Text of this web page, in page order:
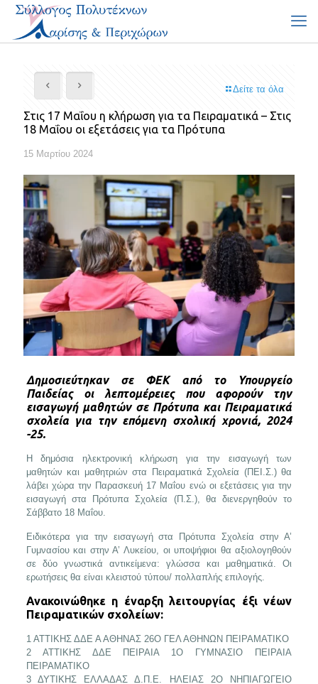
Δείτε τα όλα
Στις 17 Μαΐου η κλήρωση για τα Πειραματικά – Στις
18 Μαΐου οι εξετάσεις για τα Πρότυπα
15 Μαρτίου 2024
Δημοσιεύτηκαν σε ΦΕΚ από το Υπουργείο
Παιδείας οι λεπτομέρειες που αφορούν την
εισαγωγή μαθητών σε Πρότυπα και Πειραματικά
σχολεία για την επόμενη σχολική χρονιά, 2024
-25.
Η δημόσια ηλεκτρονική κλήρωση για την εισαγωγή των
μαθητών και μαθητριών στα Πειραματικά Σχολεία (ΠΕΙ.Σ.) θα
λάβει χώρα την Παρασκευή 17 Μαΐου ενώ οι εξετάσεις για την
εισαγωγή στα Πρότυπα Σχολεία (Π.Σ.), θα διενεργηθούν το
Σάββατο 18 Μαΐου.
Ειδικότερα για την εισαγωγή στα Πρότυπα Σχολεία στην Α’
Γυμνασίου και στην Α’ Λυκείου, οι υποψήφιοι θα αξιολογηθούν
σε δύο γνωστικά αντικείμενα: γλώσσα και μαθηματικά. Οι
ερωτήσεις θα είναι κλειστού τύπου/ πολλαπλής επιλογής.
Ανακοινώθηκε η έναρξη λειτουργίας έξι νέων
Πειραματικών σχολείων:
1 ΑΤΤΙΚΗΣ ΔΔΕ Α ΑΘΗΝΑΣ 26Ο ΓΕΛ ΑΘΗΝΩΝ ΠΕΙΡΑΜΑΤΙΚΟ
2 ΑΤΤΙΚΗΣ ΔΔΕ ΠΕΙΡΑΙΑ 1Ο ΓΥΜΝΑΣΙΟ ΠΕΙΡΑΙΑ
ΠΕΙΡΑΜΑΤΙΚΟ
3 ΔΥΤΙΚΗΣ ΕΛΛΑΔΑΣ Δ.Π.Ε. ΗΛΕΙΑΣ 2Ο ΝΗΠΙΑΓΩΓΕΙΟ